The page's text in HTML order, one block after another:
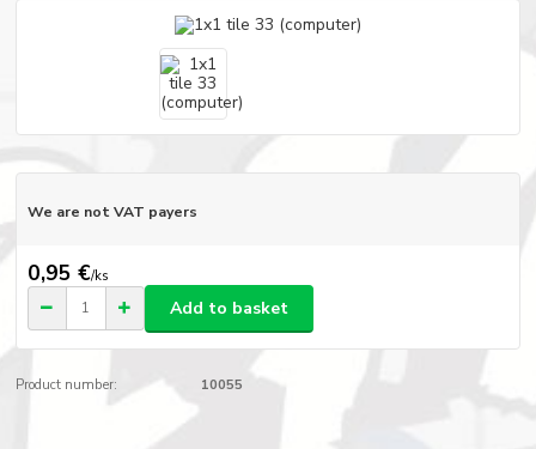
We are not VAT payers
0,95 €/ks
Add to basket
Product number: 10055